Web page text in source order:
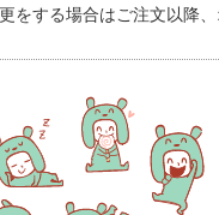
をする場合はご注文以降